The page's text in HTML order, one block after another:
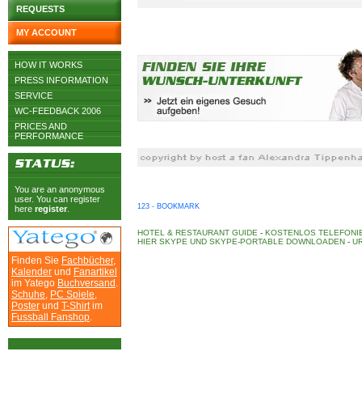
REQUESTS
MY ACCOUNT
HOW IT WORKS
PRESS INFORMATION
SERVICE
WC-FEEDBACK 2006
PRICES AND
PERFORMANCE
You are an anonymous
user. You can register
here register
Finden Sie Fachbücher,
Kalender und Fanartikel
im Yatego Buchversand .
Schuhe, PC Spiele,
Poster und T-Shirtim
Fussball Fanshop.
123 - BOOKMARK
HOTEL & RESTAURANT GUIDE - KOSTENLOS
HIER SKYPE UND SKYPE-PORTABLE DOWNLOADEN -